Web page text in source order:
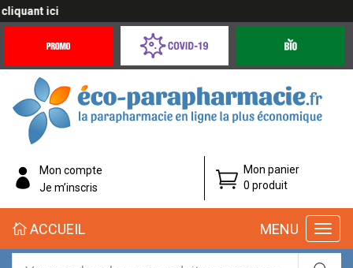
Offres
Coronavirus
éco-
parapharmacie.fr
éco-
parapharmacie.fr
Mon compte
Je m’inscris
Mon panier
0 produit
MENU
ACCUEIL